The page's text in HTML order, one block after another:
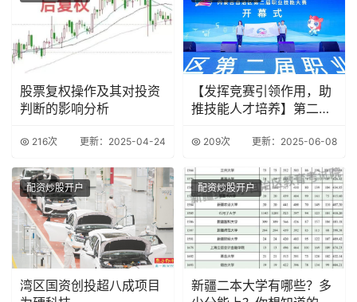
股票复权操作及其对投资
判断的影响分析
216次 更新：2025-04-24
【发挥竞赛引领作用，助
推技能人才培养】第二届
209次 更新：2025-06-08
配资炒股开户
湾区国资创投超八成项目
配资炒股开户
新疆二本大学有哪些？多